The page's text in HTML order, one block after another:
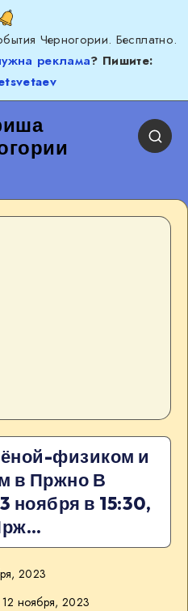
Черногории. Бесплатно.
реклама? Пишите:
физиком и
в Пржно В
ноября в 15:30,
2023
12 ноября, 2023